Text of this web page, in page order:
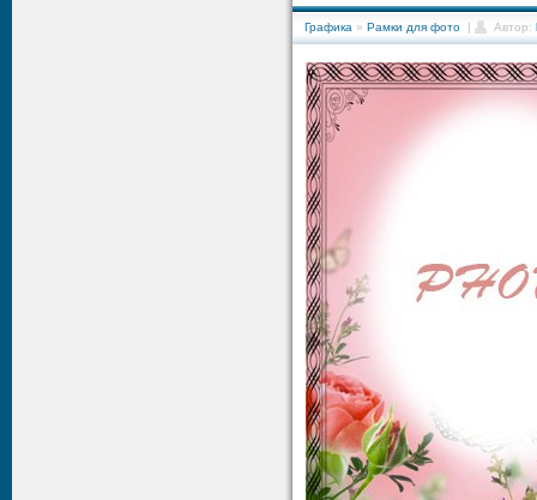
Графика » Рамки для фото | Автор: